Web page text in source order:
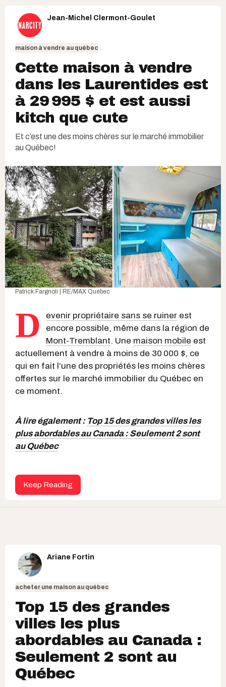
Jean-Michel Clermont-Goulet
maison à vendre au québec
Cette maison à vendre
dans les Laurentides est
à 29 995 $ et est aussi
kitch que cute
Et c’est une des moins chères sur le marché immobilier
au Québec!
Patrick Fargnoli | RE/MAX Québec
D evenir propriétaire sans se ruiner est
encore possible, même dans la région de
Mont-Tremblant. Une maison mobile est
actuellement à vendre à moins de 30 000 $, ce
qui en fait l’une des propriétés les moins chères
offertes sur le marché immobilier du Québec en
ce moment.
À lire également : Top 15 des grandes villes les
plus abordables au Canada : Seulement 2 sont
au Québec
Keep Reading
Ariane Fortin
acheter une maison au québec
Top 15 des grandes
villes les plus
abordables au Canada :
Seulement 2 sont au
Québec